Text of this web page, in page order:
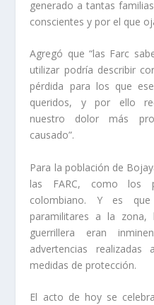
generado a tantas
conscientes y por el que
Agregó que “las Farc
utilizar podría describir
pérdida para los que
queridos, y por ello
nuestro dolor más
causado”.
Para la población de
las FARC, como los
colombiano. Y es
paramilitares a la zona,
guerrillera eran
advertencias
medidas de protección.
El acto de hoy se